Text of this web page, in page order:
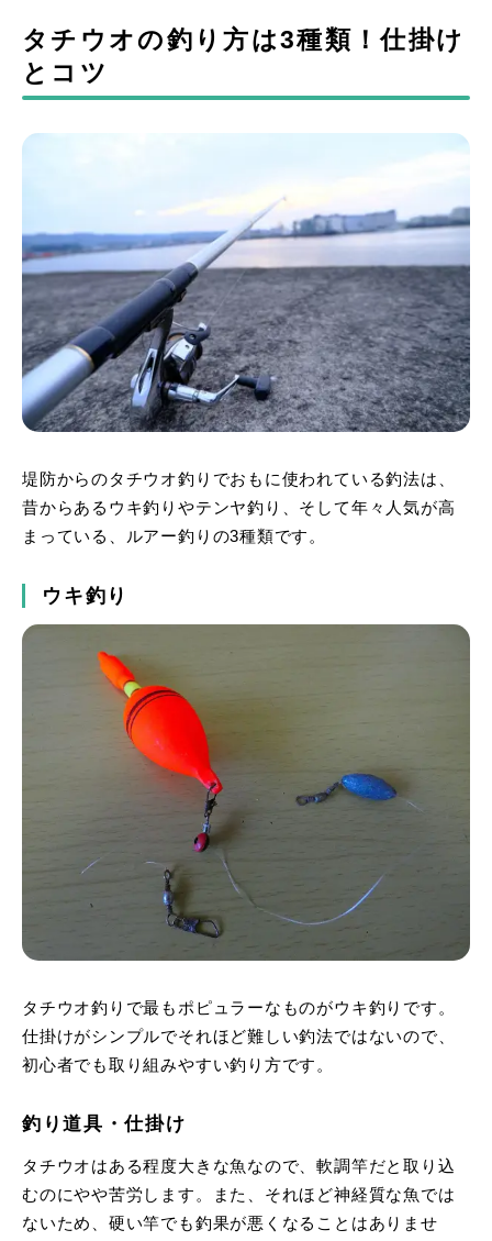
タチウオの釣り方は3種類！仕掛け
とコツ
堤防からのタチウオ釣りでおもに使われている釣法は、
昔からあるウキ釣りやテンヤ釣り、そして年々人気が高
まっている、ルアー釣りの3種類です。
ウキ釣り
タチウオ釣りで最もポピュラーなものがウキ釣りです。
仕掛けがシンプルでそれほど難しい釣法ではないので、
初心者でも取り組みやすい釣り方です。
釣り道具・仕掛け
タチウオはある程度大きな魚なので、軟調竿だと取り込
むのにやや苦労します。また、それほど神経質な魚では
ないため、硬い竿でも釣果が悪くなることはありませ